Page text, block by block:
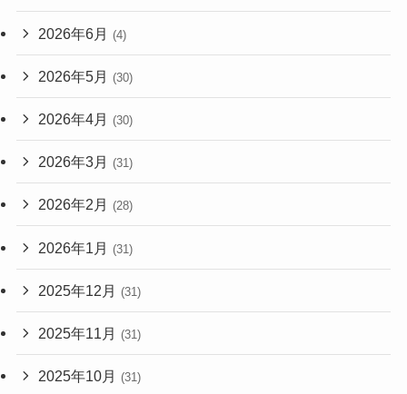
2026年6月 (4)
2026年5月 (30)
2026年4月 (30)
2026年3月 (31)
2026年2月 (28)
2026年1月 (31)
2025年12月 (31)
2025年11月 (31)
2025年10月 (31)